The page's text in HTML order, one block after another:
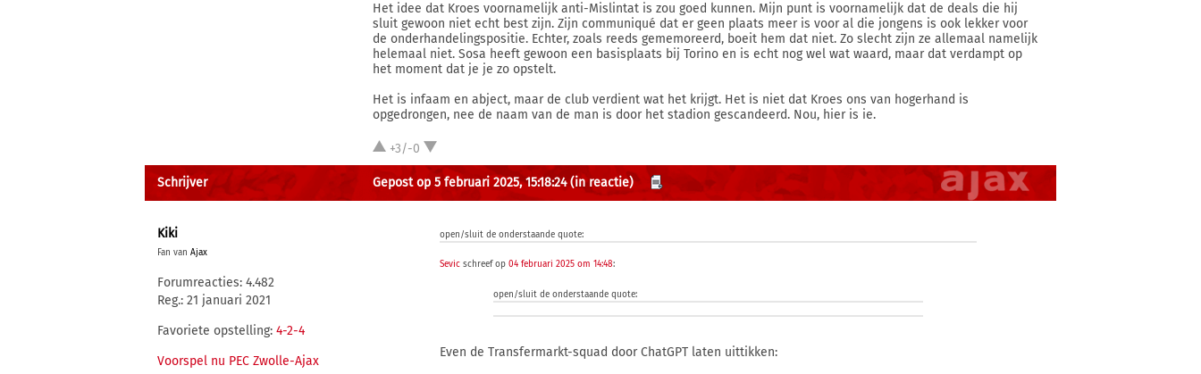
Het idee dat Kroes voornamelijk anti-Mislintat is zou goed kunnen. Mijn punt is voornamelijk dat de deals die hij
sluit gewoon niet echt best zijn. Zijn communiqué dat er geen plaats meer is voor al die jongens is ook lekker voor
de onderhandelingspositie. Echter, zoals reeds gememoreerd, boeit hem dat niet. Zo slecht zijn ze allemaal namelijk
helemaal niet. Sosa heeft gewoon een basisplaats bij Torino en is echt nog wel wat waard, maar dat verdampt op
het moment dat je je zo opstelt.
Het is infaam en abject, maar de club verdient wat het krijgt. Het is niet dat Kroes ons van hogerhand is
opgedrongen, nee de naam van de man is door het stadion gescandeerd. Nou, hier is ie.
+3/-0
Schrijver Gepost op 5 februari 2025, 15:18:24 (in reactie)
Kiki
Fan van Ajax
Forumreacties: 4.482
Reg.: 21 januari 2021
Favoriete opstelling: 4-2-4
Voorspel nu PEC Zwolle-Ajax
open/sluit de onderstaande quote:
Sevic schreef op04 februari 2025 om 14:48:
open/sluit de onderstaande quote:
Even de Transfermarkt-squad door ChatGPT laten uittikken: